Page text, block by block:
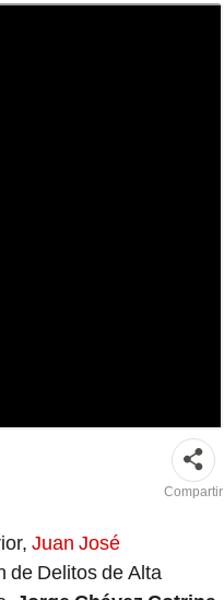
Compartir
Juan José
de Delitos de Alta